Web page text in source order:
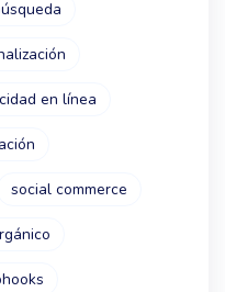
en línea
social commerce